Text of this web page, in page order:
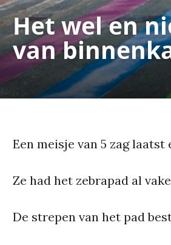
Het wel en
van
Een meisje van 5 zag laatst
Ze had het zebrapad al
De strepen van het pad